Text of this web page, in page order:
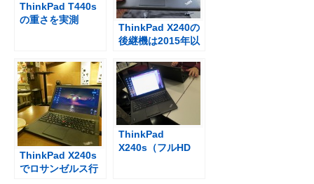
ThinkPad T440s
の重さを実測
ThinkPad X240の
後継機は2015年以
ThinkPad X240s
でロサンゼルス行
ThinkPad
X240s（フルHD